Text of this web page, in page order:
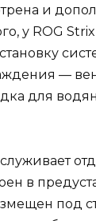
и
у ROG
—
для
в
под